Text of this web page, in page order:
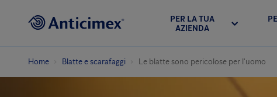
PER LA TUA
AZIENDA
Home Blatte e scarafaggi Le blatte sono pericolose per l'uomo